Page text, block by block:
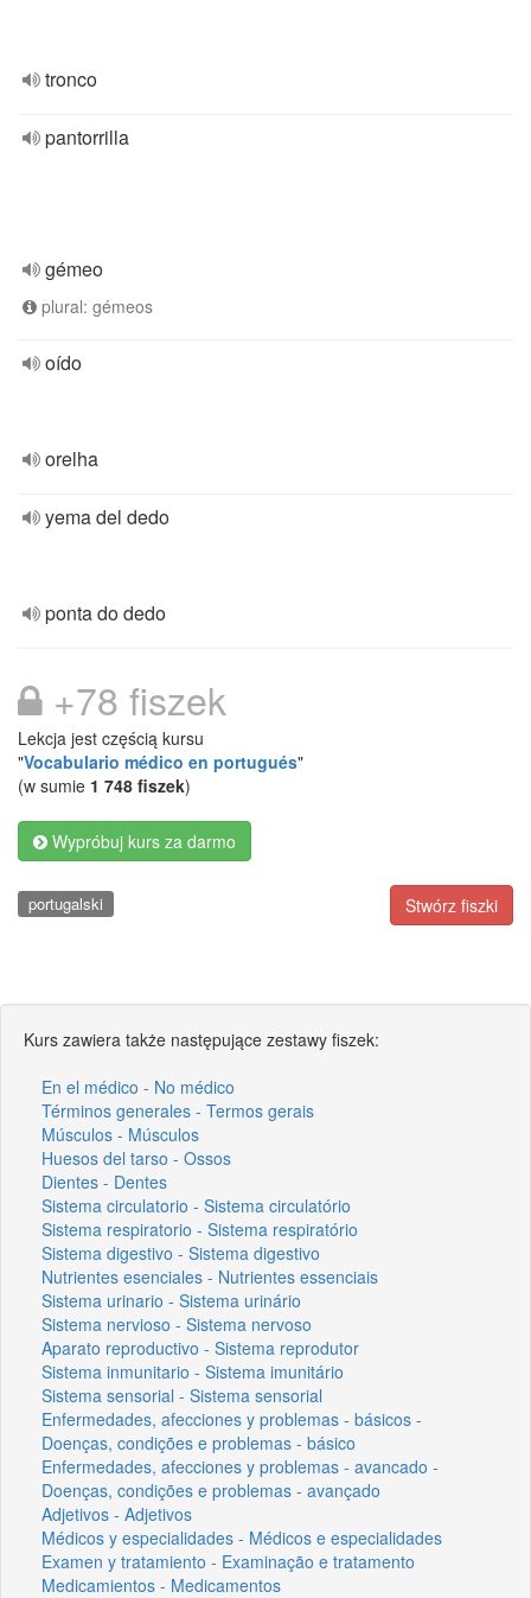
tronco
pantorrilla
gémeo
plural: gémeos
oído
orelha
yema del dedo
ponta do dedo
+78 fiszek
Lekcja jest częścią kursu
"Vocabulario médico en portugués"
(w sumie 1 748 fiszek)
Wypróbuj kurs za darmo
Stwórz fiszki
portugalski
Kurs zawiera także następujące zestawy fiszek:
En el médico - No médico
Términos generales - Termos gerais
Músculos - Músculos
Huesos del tarso - Ossos
Dientes - Dentes
Sistema circulatorio - Sistema circulatório
Sistema respiratorio - Sistema respiratório
Sistema digestivo - Sistema digestivo
Nutrientes esenciales - Nutrientes essenciais
Sistema urinario - Sistema urinário
Sistema nervioso - Sistema nervoso
Aparato reproductivo - Sistema reprodutor
Sistema inmunitario - Sistema imunitário
Sistema sensorial - Sistema sensorial
Enfermedades, afecciones y problemas - básicos -
Doenças, condições e problemas - básico
Enfermedades, afecciones y problemas - avancado -
Doenças, condições e problemas - avançado
Adjetivos - Adjetivos
Médicos y especialidades - Médicos e especialidades
Examen y tratamiento - Examinação e tratamento
Medicamientos - Medicamentos